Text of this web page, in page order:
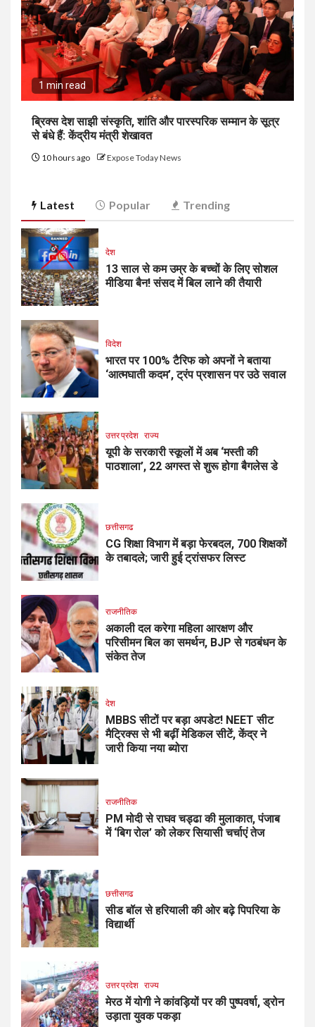
1 min read
ब्रिक्स देश साझी संस्कृति, शांति और पारस्परिक सम्मान के सूत्र
से बंधे हैं: केंद्रीय मंत्री शेखावत
10 hours ago Expose Today News
Latest Popular Trending
देश
13 साल से कम उम्र के बच्चों के लिए सोशल
मीडिया बैन! संसद में बिल लाने की तैयारी
विदेश
भारत पर 100% टैरिफ को अपनों ने बताया
‘आत्मघाती कदम’, ट्रंप प्रशासन पर उठे सवाल
उत्तर प्रदेश राज्य
यूपी के सरकारी स्कूलों में अब ‘मस्ती की
पाठशाला’, 22 अगस्त से शुरू होगा बैगलेस डे
छत्तीसगढ
CG शिक्षा विभाग में बड़ा फेरबदल, 700 शिक्षकों
के तबादले; जारी हुई ट्रांसफर लिस्ट
राजनीतिक
अकाली दल करेगा महिला आरक्षण और
परिसीमन बिल का समर्थन, BJP से गठबंधन के
संकेत तेज
देश
MBBS सीटों पर बड़ा अपडेट! NEET सीट
मैट्रिक्स से भी बढ़ीं मेडिकल सीटें, केंद्र ने
जारी किया नया ब्योरा
राजनीतिक
PM मोदी से राघव चड्ढा की मुलाकात, पंजाब
में ‘बिग रोल’ को लेकर सियासी चर्चाएं तेज
छत्तीसगढ
सीड बॉल से हरियाली की ओर बढ़े पिपरिया के
विद्यार्थी
उत्तर प्रदेश राज्य
मेरठ में योगी ने कांवड़ियों पर की पुष्पवर्षा, ड्रोन
उड़ाता युवक पकड़ा